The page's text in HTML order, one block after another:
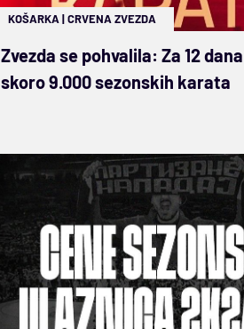
KOŠARKA |CRVENA ZVEZDA
Zvezda se pohvalila: Za 12
skoro 9.000 sezonskih karata